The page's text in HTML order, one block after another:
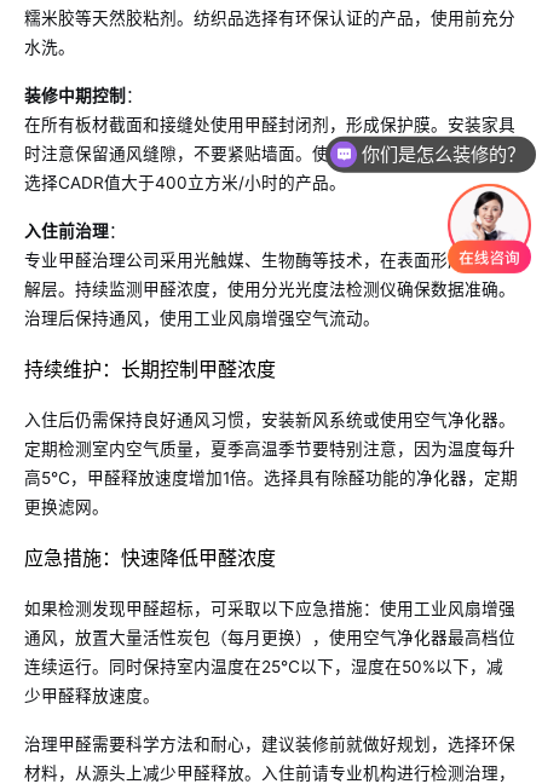
糯米胶等天然胶粘剂。纺织品选择有环保认证的产品，使用前充分
水洗。
装修中期控制 ：
在所有板材截面和接缝处使用甲醛封闭剂，形成保护膜。安装家具
时注意保留通风缝隙，不要紧贴墙面。使用空气净化器辅助治理，
选择CADR值大于400立方米/小时的产品。
入住前治理：
专业甲醛治理公司采用光触媒、生物酶等技术，在表面形成催化分
解层。持续监测甲醛浓度，使用分光光度法检测仪确保数据准确。
治理后保持通风，使用工业风扇增强空气流动。
持续维护：长期控制甲醛浓度
入住后仍需保持良好通风习惯，安装新风系统或使用空气净化器。
定期检测室内空气质量，夏季高温季节要特别注意，因为温度每升
高5℃，甲醛释放速度增加1倍。选择具有除醛功能的净化器，定期
更换滤网。
应急措施：快速降低甲醛浓度
如果检测发现甲醛超标，可采取以下应急措施：使用工业风扇增强
通风，放置大量活性炭包（每月更换），使用空气净化器最高档位
连续运行。同时保持室内温度在25℃以下，湿度在50%以下，减
少甲醛释放速度。
治理甲醛需要科学方法和耐心，建议装修前就做好规划，选择环保
材料，从源头上减少甲醛释放。入住前请专业机构进行检测治理，
你们是怎么装修的？